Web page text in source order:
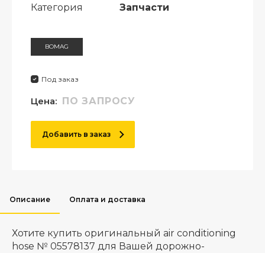
Категория Запчасти
BOMAG
Под заказ
Цена: ПО ЗАПРОСУ
Добавить в заказ
Описание Оплата и доставка
Хотите купить оригинальный air conditioning
hose № 05578137 для Вашей дорожно-